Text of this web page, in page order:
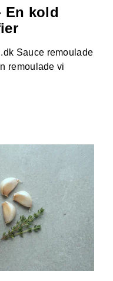
En kold
Sauce remoulade
remoulade vi